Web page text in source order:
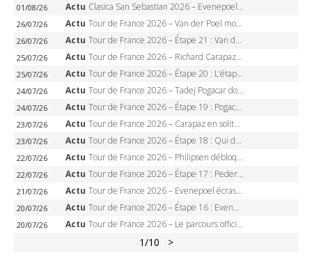
01/08/26 Actu Clasica San Sebastian 2026 – Evenepoel recordman, 4e victoire, Carapaz battu au sprint
26/07/26 Actu Tour de France 2026 – Van der Poel monumental à Paris, Pogacar égale le record des cinq sacres
26/07/26 Actu Tour de France 2026 – Étape 21 : Van der Poel, Pogacar, qui succédera à Wout van Aert sur les Champs-Elysées ?
25/07/26 Actu Tour de France 2026 – Richard Carapaz roi des Alpes, doublé et maillot à pois, Seixas perd le podium
25/07/26 Actu Tour de France 2026 – Étape 20 : L’étape reine, Galibier, Sarenne, Alpe d’Huez, qui succédera à Pogacar ?
24/07/26 Actu Tour de France 2026 – Tadej Pogacar dompte l’Alpe d’Huez, 5e victoire, record de Pantani pulvérisé
24/07/26 Actu Tour de France 2026 – Étape 19 : Pogacar peut-il enfin dompter l’Alpe d’Huez ?
23/07/26 Actu Tour de France 2026 – Carapaz en solitaire à Orcières-Merlette, Paret-Peintre à un point du maillot à pois
23/07/26 Actu Tour de France 2026 – Étape 18 : Qui domptera Orcières-Merlette, première marche vers l’Alpe d’Huez ?
22/07/26 Actu Tour de France 2026 – Philipsen débloque son compteur à Voiron, Pedersen en danger pour le maillot vert
22/07/26 Actu Tour de France 2026 – Étape 17 : Pedersen peut-il verrouiller le maillot vert à Voiron ?
21/07/26 Actu Tour de France 2026 – Evenepoel écrase le chrono d’Évian, Seixas 4e, Lipowitz abandonne
20/07/26 Actu Tour de France 2026 – Étape 16 : Evenepoel, Pogacar, Ganna… qui domptera le chrono d’Évian pour redessiner le podium ?
20/07/26 Actu Tour de France 2026 – Le parcours officiel complet : 21 étapes, profils, carte et dates
1/10 >